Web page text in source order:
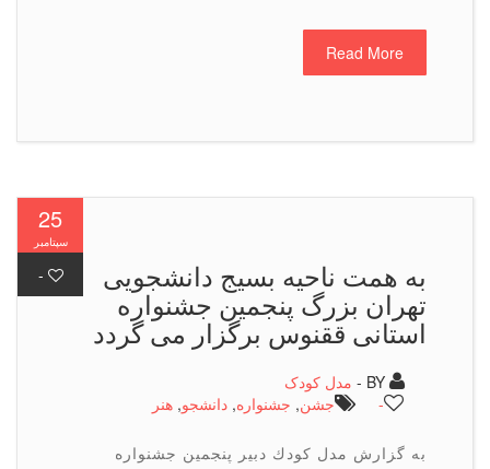
Read More
به همت ناحیه بسیج دانشجویی
تهران بزرگ پنجمین جشنواره
استانی ققنوس برگزار می گردد
مدل کودک
جشن,جشنواره ,دانشجو, هنر
به گزارش مدل كودك دبیر پنجمین جشنواره